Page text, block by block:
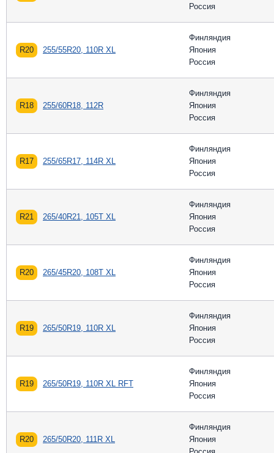
Россия
R20 255/55R20, 110R XL
Финляндия
Япония
Россия
R18 255/60R18, 112R
Финляндия
Япония
Россия
R17 255/65R17, 114R XL
Финляндия
Япония
Россия
R21 265/40R21, 105T XL
Финляндия
Япония
Россия
R20 265/45R20, 108T XL
Финляндия
Япония
Россия
R19 265/50R19, 110R XL
Финляндия
Япония
Россия
R19 265/50R19, 110R XL RFT
Финляндия
Япония
Россия
R20 265/50R20, 111R XL
Финляндия
Япония